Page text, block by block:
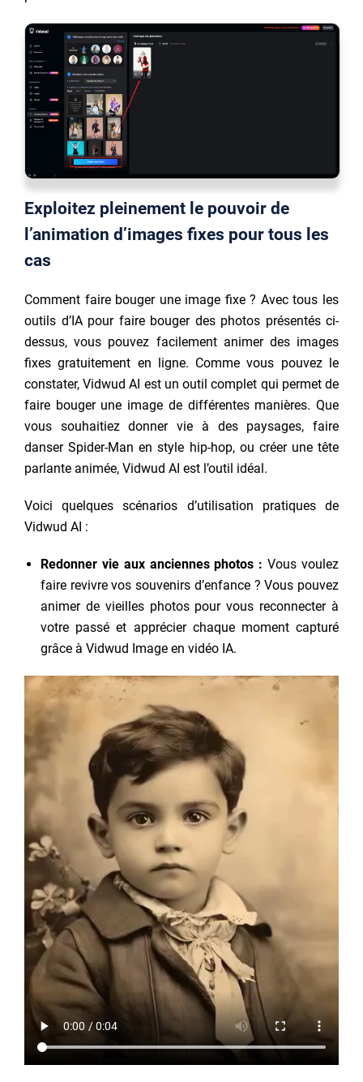
Exploitez pleinement le pouvoir de
l’animation d’images fixes pour tous les
cas
Comment faire bouger une image fixe ? Avec tous les
outils d’IA pour faire bouger des photos présentés ci-
dessus, vous pouvez facilement animer des images
fixes gratuitement en ligne. Comme vous pouvez le
constater, Vidwud AI est un outil complet qui permet de
faire bouger une image de différentes manières. Que
vous souhaitiez donner vie à des paysages, faire
danser Spider-Man en style hip-hop, ou créer une tête
parlante animée, Vidwud AI est l’outil idéal.
Voici quelques scénarios d’utilisation pratiques de
Vidwud AI :
Redonner vie aux anciennes photos :Vous voulez
faire revivre vos souvenirs d’enfance ? Vous pouvez
animer de vieilles photos pour vous reconnecter à
votre passé et apprécier chaque moment capturé
grâce à Vidwud Image en vidéo IA.